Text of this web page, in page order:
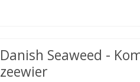
Danish Seaweed -
zeewier